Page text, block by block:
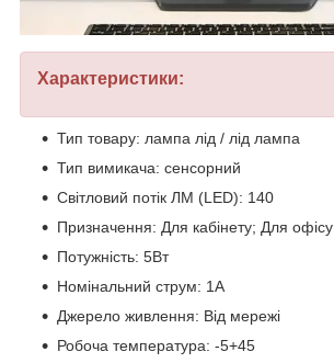
Характеристики:
Тип товару: лампа лід / лід лампа
Тип вимикача: сенсорний
Світловий потік ЛМ (LED): 140
Призначення: Для кабінету; Для офісу
Потужність: 5Вт
Номінальний струм: 1А
Джерело живлення: Від мережі
Робоча температура: -5+45